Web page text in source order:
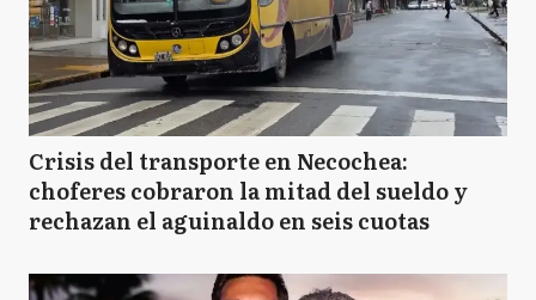
L Luján
MA Malvinas Argentinas
MP Marcos Paz
Crisis del transporte en Necochea:
choferes cobraron la mitad del sueldo y
rechazan el aguinaldo en seis cuotas